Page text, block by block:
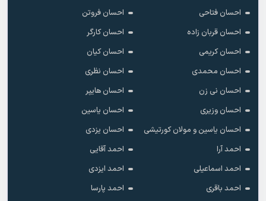
احسان فتاحی
احسان فروتن
احسان قربان زاده
احسان کارگر
احسان کریمی
احسان کیان
احسان محمدی
احسان نظری
احسان نی زن
احسان هایپر
احسان وزیری
احسان یاسین
احسان یاسین و مولان کورتیشی
احسان یزدی
احمد آرا
احمد آقایی
احمد اسماعیلی
احمد ایزدی
احمد باقری
احمد پارسا